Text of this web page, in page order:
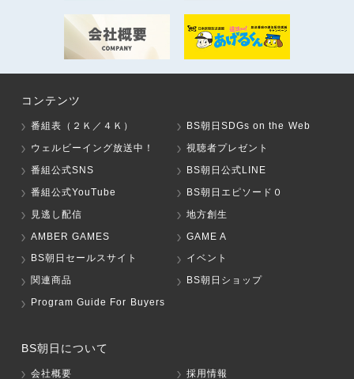
コンテンツ
番組表（２Ｋ／４Ｋ）
BS朝日SDGs on the Web
ウェルビーイング放送中！
視聴者プレゼント
番組公式SNS
BS朝日公式LINE
番組公式YouTube
BS朝日エピソード０
見逃し配信
地方創生
AMBER GAMES
GAME A
BS朝日セールスサイト
イベント
関連商品
BS朝日ショップ
Program Guide For Buyers
BS朝日について
会社概要
採用情報